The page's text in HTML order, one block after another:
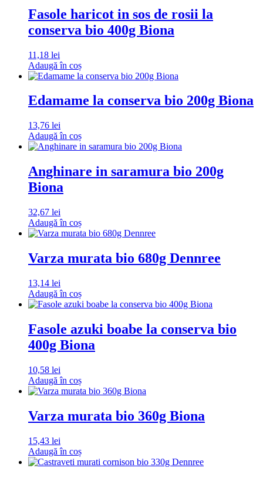
Fasole haricot in sos de rosii la
conserva bio 400g Biona
11,18 lei
Adaugă în coș
Edamame la conserva bio 200g Biona
13,76 lei
Adaugă în coș
Anghinare in saramura bio 200g
Biona
32,67 lei
Adaugă în coș
Varza murata bio 680g Dennree
13,14 lei
Adaugă în coș
Fasole azuki boabe la conserva bio
400g Biona
10,58 lei
Adaugă în coș
Varza murata bio 360g Biona
15,43 lei
Adaugă în coș